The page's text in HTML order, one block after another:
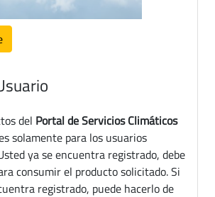
del Portal de Servicios Climáticos
solamente para los usuarios
ya se encuentra registrado, debe
consumir el producto solicitado. Si
registrado, puede hacerlo de